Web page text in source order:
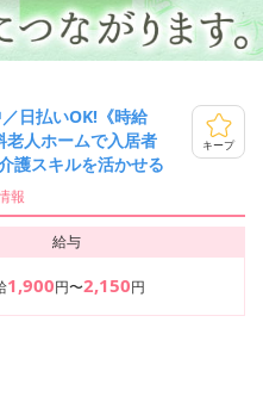
日払いOK!《時給
老人ホームで入居者
護スキルを活かせる
キープ
報
給与
1,900円〜2,150円